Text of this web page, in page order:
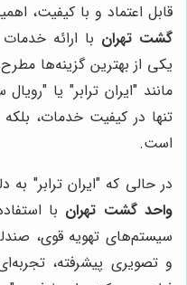
قابل اعتماد و با کیفیت،
گشت تهران با ارائه
یکی از بهترین گزینه‌ها
مانند "ایران ترابر" یا "رویال
تنها در کیفیت خدمات،
است.
در حالی که "ایران ترابر"
واحد گشت تهران با
سیستم‌های تهویه قوی،
و تصویری پیشرفته،